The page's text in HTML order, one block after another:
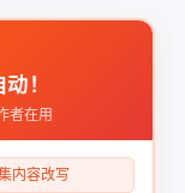
！
者在用
内容改写